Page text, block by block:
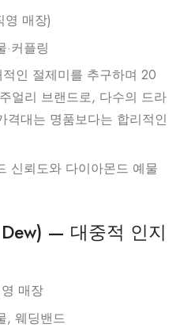
영 매장)
·커플링
인 절제미를 추구하며 20
얼리 브랜드로, 다수의 드라
격대는 명품보다는 합리적인
신뢰도와 다이아몬드 예물
— 대중적 인지
매장
, 웨딩밴드